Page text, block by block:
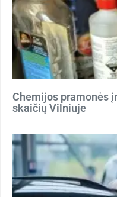
Chemijos pramonės
skaičių Vilniuje